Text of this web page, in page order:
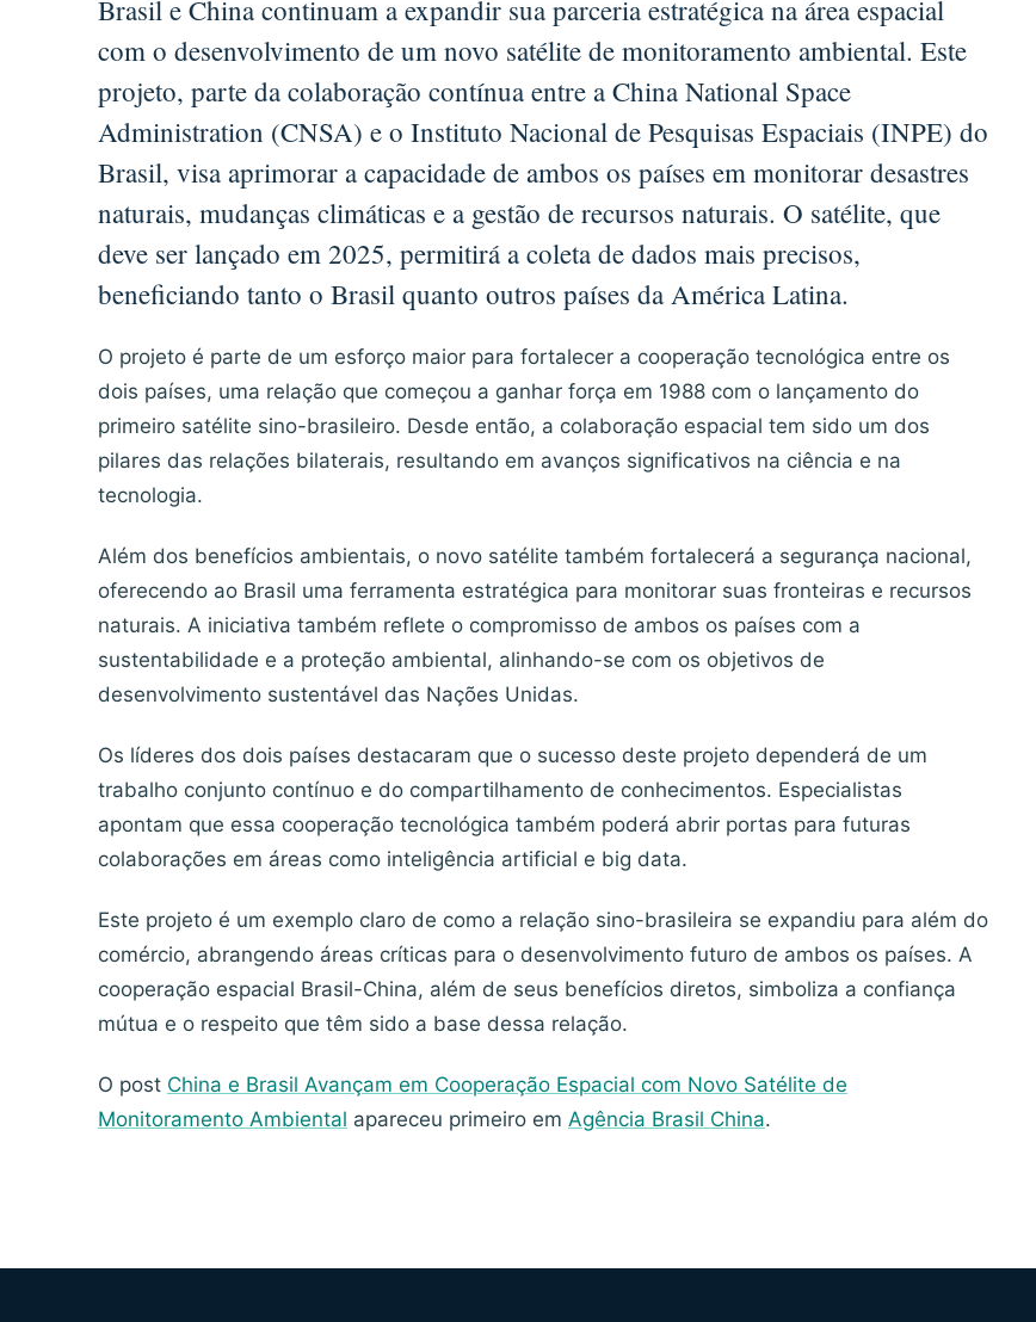
Brasil e China continuam a expandir sua parceria estratégica na área espacial
com o desenvolvimento de um novo satélite de monitoramento ambiental. Este
projeto, parte da colaboração contínua entre a China National Space
Administration (CNSA) e o Instituto Nacional de Pesquisas Espaciais (INPE) do
Brasil, visa aprimorar a capacidade de ambos os países em monitorar desastres
naturais, mudanças climáticas e a gestão de recursos naturais. O satélite, que
deve ser lançado em 2025, permitirá a coleta de dados mais precisos,
beneficiando tanto o Brasil quanto outros países da América Latina.
O projeto é parte de um esforço maior para fortalecer a cooperação tecnológica entre os
dois países, uma relação que começou a ganhar força em 1988 com o lançamento do
primeiro satélite sino-brasileiro. Desde então, a colaboração espacial tem sido um dos
pilares das relações bilaterais, resultando em avanços significativos na ciência e na
tecnologia.
Além dos benefícios ambientais, o novo satélite também fortalecerá a segurança nacional,
oferecendo ao Brasil uma ferramenta estratégica para monitorar suas fronteiras e recursos
naturais. A iniciativa também reflete o compromisso de ambos os países com a
sustentabilidade e a proteção ambiental, alinhando-se com os objetivos de
desenvolvimento sustentável das Nações Unidas.
Os líderes dos dois países destacaram que o sucesso deste projeto dependerá de um
trabalho conjunto contínuo e do compartilhamento de conhecimentos. Especialistas
apontam que essa cooperação tecnológica também poderá abrir portas para futuras
colaborações em áreas como inteligência artificial e big data.
Este projeto é um exemplo claro de como a relação sino-brasileira se expandiu para além do
comércio, abrangendo áreas críticas para o desenvolvimento futuro de ambos os países. A
cooperação espacial Brasil-China, além de seus benefícios diretos, simboliza a confiança
mútua e o respeito que têm sido a base dessa relação.
O post China e Brasil Avançam em Cooperação Espacial com Novo Satélite de
Monitoramento Ambiental apareceu primeiro em Agência Brasil China.